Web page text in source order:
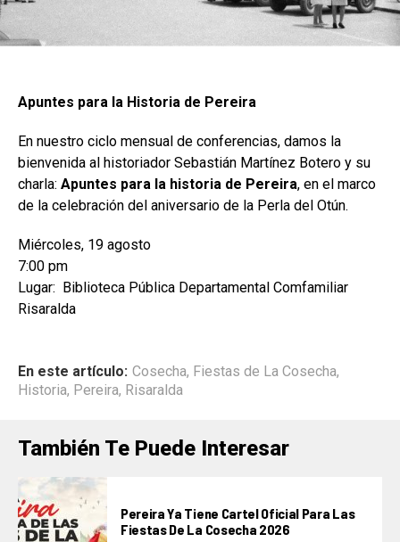
Apuntes para la Historia de Pereira
En nuestro ciclo mensual de conferencias, damos la
bienvenida al historiador Sebastián Martínez Botero y su
charla: Apuntes para la historia de Pereira, en el marco
de la celebración del aniversario de la Perla del Otún.
Miércoles, 19 agosto
7:00 pm
Lugar: Biblioteca Pública Departamental Comfamiliar
Risaralda
En este artículo: Cosecha, Fiestas de La Cosecha,
Historia, Pereira, Risaralda
También Te Puede Interesar
Pereira Ya Tiene Cartel Oficial Para Las
Fiestas De La Cosecha 2026